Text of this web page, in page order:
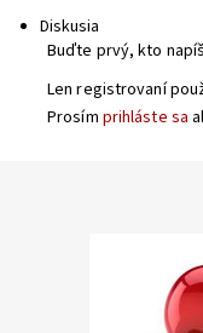
Diskusia
Buďte prvý, kto
Len registrovaní
Prosím prihláste sa